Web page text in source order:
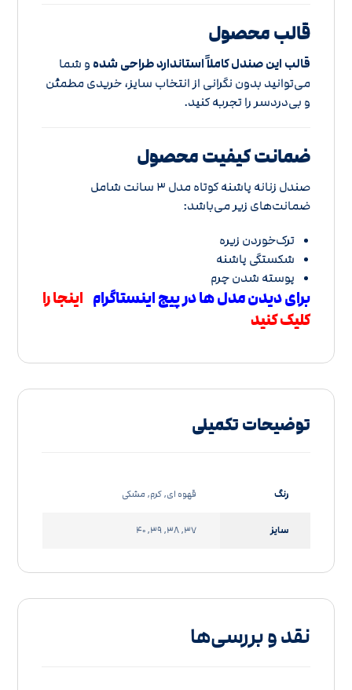
قالب محصول
قالب این صندل کاملاً استاندارد طراحی شده و شما
می‌توانید بدون نگرانی از انتخاب سایز، خریدی مطمئن
و بی‌دردسر را تجربه کنید.
ضمانت کیفیت محصول
صندل زنانه پاشنه کوتاه مدل ۳ سانت شامل
ضمانت‌های زیر می‌باشد:
ترک‌خوردن زیره
شکستگی پاشنه
پوسته شدن چرم
برای دیدن مدل ها در پیج اینستاگرام اینجا را
کلیک کنید
توضیحات تکمیلی
رنگ قهوه ای, کرم, مشکی
سایز 37, 38, 39, 40
نقد و بررسی‌ها